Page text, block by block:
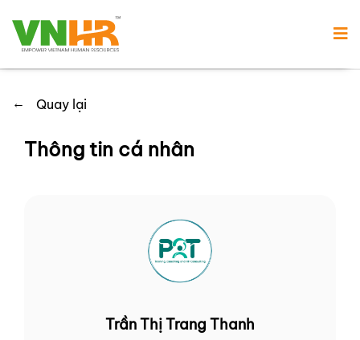
← Quay lại
Thông tin cá nhân
Trần Thị Trang Thanh